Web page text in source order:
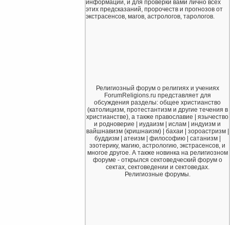
информации, и для проверки вами лично всех
этих предсказаний, пророчеств и прогнозов от
экстрасенсов, магов, астрологов, тарологов.
Религиозный форум о религиях и учениях
ForumReligions.ru представляет для
обсуждения разделы: общее христианство
(католицизм, протестантизм и другие течения в
христианстве), а также православие | язычество
и родноверие | иудаизм | ислам | индуизм и
вайшнавизм (кришнаизм) | бахаи | зороастризм |
буддизм | атеизм | философию | сатанизм |
эзотерику, магию, астрологию, экстрасенсов, и
многое другое. А также новинка на религиозном
форуме - открылся сектоведческий форум о
сектах, сектоведении и сектоведах.
Религиозные форумы.